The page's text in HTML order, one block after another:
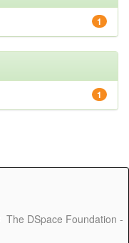
1
1
DSpace Foundation -